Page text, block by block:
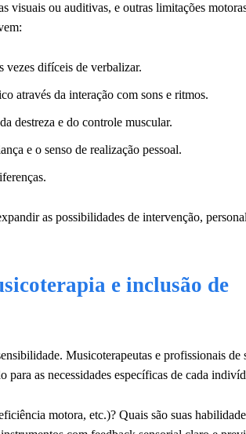
ou auditivas, e outras limitações
vezes difíceis de verbalizar.
através da interação com sons e ritmos.
destreza e do controle muscular.
e o senso de realização pessoal.
as possibilidades de intervenção,
e inclusão de
Musicoterapeutas e profissionais de
para as necessidades específicas de cada
motora, etc.)? Quais são suas